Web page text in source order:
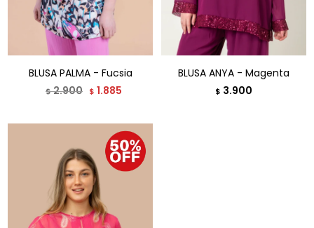
BLUSA PALMA - Fucsia
$2.900 $ 1.885
BLUSA ANYA - Magenta
$ 3.900